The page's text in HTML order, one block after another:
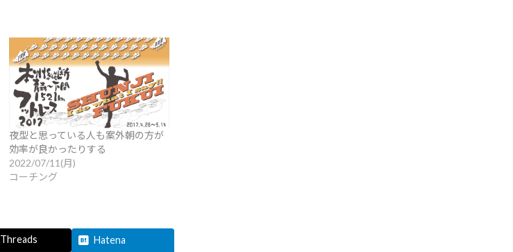
夜型と思っている人も案外朝の方が
効率が良かったりする
2022/07/11(月)
コーチング
Threads Hatena